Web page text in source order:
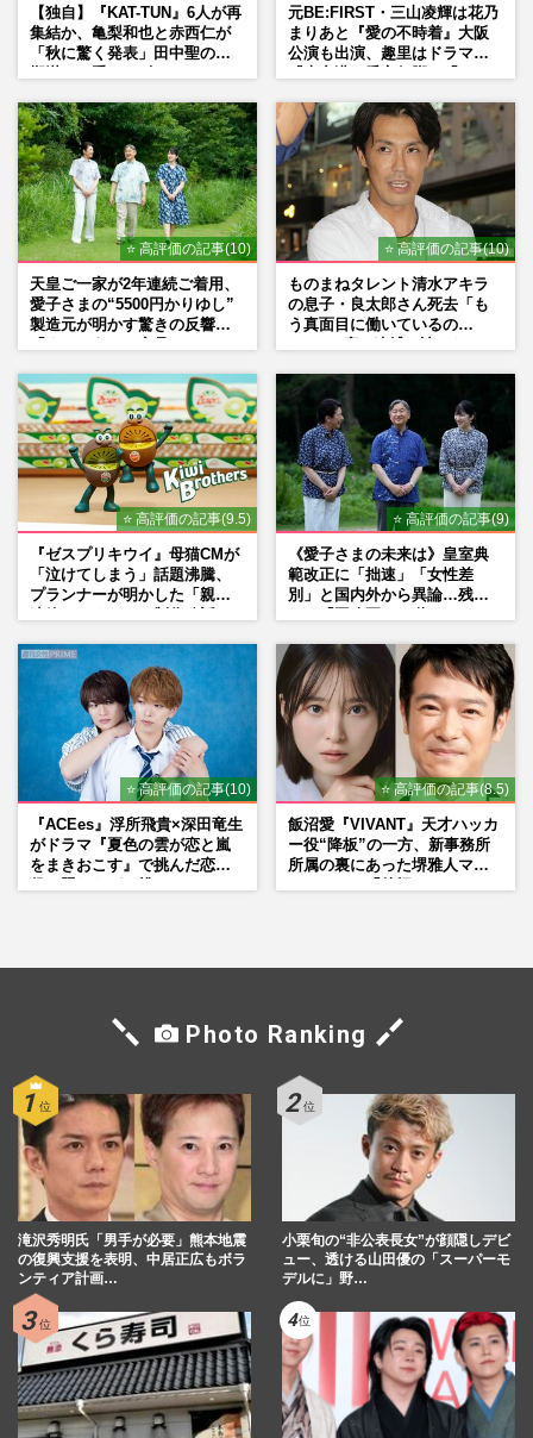
《TBS日曜劇場「よかった」ランキング》
数々の名作を抑えたダントツ1位は、社会
現象にもなった堺雅人主演『…
週刊女性2026年3月24日・31日号 2026/8/4
山田涼介が『一次元の挿し木』で魅せる新
境地「キラキラしたフィルターが1枚外れ
てくれたら」アイドル像を…
週刊女性2026年8月11日号 2026/8/2
【独自】『KAT-TUN』6人が再
集結か、亀梨和也と赤西仁が
「秋に驚く発表」田中聖の刑
元BE:FIRST・三山凌輝は花乃
まりあと『愛の不時着』大阪
公演も出演、趣里はドラマ
⭐ 高評価の記事(10)
天皇ご一家が2年連続ご着用、
愛子さまの“5500円かりゆし”
製造元が明かす驚きの反響
⭐ 高評価の記事(10)
ものまねタレント清水アキラ
の息子・良太郎さん死去「も
う真面目に働いているの
⭐ 高評価の記事(9.5)
『ゼスプリキウイ』母猫CMが
「泣けてしまう」話題沸騰、
プランナーが明かした「親に
⭐ 高評価の記事(9)
《愛子さまの未来は》皇室典
範改正に「拙速」「女性差
別」と国内外から異論…残さ
⭐ 高評価の記事(10)
『ACEes』浮所飛貴×深田竜生
がドラマ『夏色の雲が恋と嵐
をまきおこす』で挑んだ恋人
⭐ 高評価の記事(8.5)
飯沼愛『VIVANT』天才ハッカ
ー役“降板”の一方、新事務所
所属の裏にあった堺雅人マネ
Photo Ranking
滝沢秀明氏「男手が必要」熊本地震
の復興支援を表明、中居正広もボラ
ンティア計画…
小栗旬の“非公表長女”が顔隠しデビ
ュー、透ける山田優の「スーパーモ
デルに」野…